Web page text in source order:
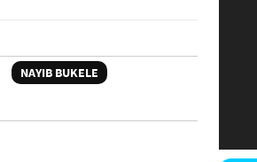
NAYIB BUKELE